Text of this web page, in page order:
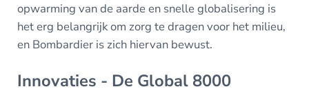
opwarming van de aarde en snelle globalisering is
het erg belangrijk om zorg te dragen voor het milieu,
en Bombardier is zich hiervan bewust.
Innovaties - De Global 8000